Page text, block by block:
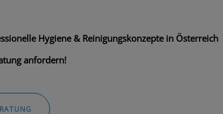
Hygiene & Reinigungskonzepte in Österreich
anfordern!